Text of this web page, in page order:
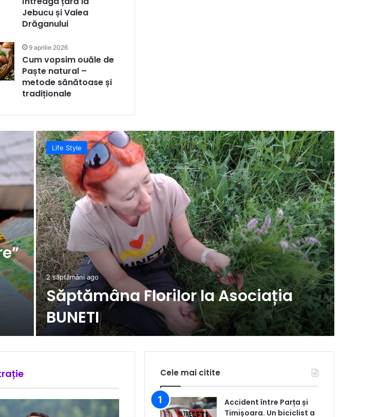
Jebucu și Valea
Drăganului
9 aprilie 2026
Cum vopsim ouăle de
Paște natural –
metode sănătoase și
tradiționale
Life Style
2 săptămâni ago
Săptămâna Florilor la Asociația
BUNETI
Cele mai citite
Accident între Parța și
Timișoara. Un biciclist a